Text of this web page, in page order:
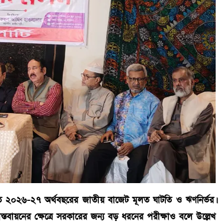
২৭ অর্থবছরের জাতীয় বাজেট মূলত ঘাটতি ও ঋণনির্ভর।
ক্ষেত্রে সরকারের জন্য বড় ধরনের পরীক্ষাও বলে উল্লেখ